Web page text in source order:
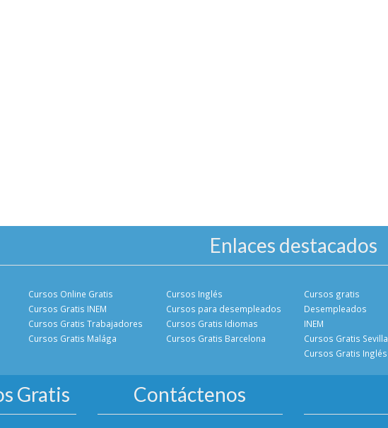
Enlaces destacados
Cursos Online Gratis
Cursos Gratis INEM
Cursos Gratis Trabajadores
Cursos Gratis Malága
Cursos Inglés
Cursos para desempleados
Cursos Gratis Idiomas
Cursos Gratis Barcelona
Cursos gratis
Desempleados
INEM
Cursos Gratis Sevilla
Cursos Gratis Inglés
Gratis Contáctenos